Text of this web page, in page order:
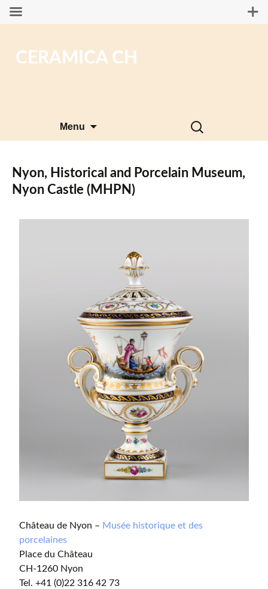
CERAMICA CH
Menu
Search
for:
Nyon, Historical and Porcelain Museum,
Nyon Castle (MHPN)
Château de Nyon – Musée historique et des
porcelaines
Place du Château
CH-1260 Nyon
Tel. +41 (0)22 316 42 73